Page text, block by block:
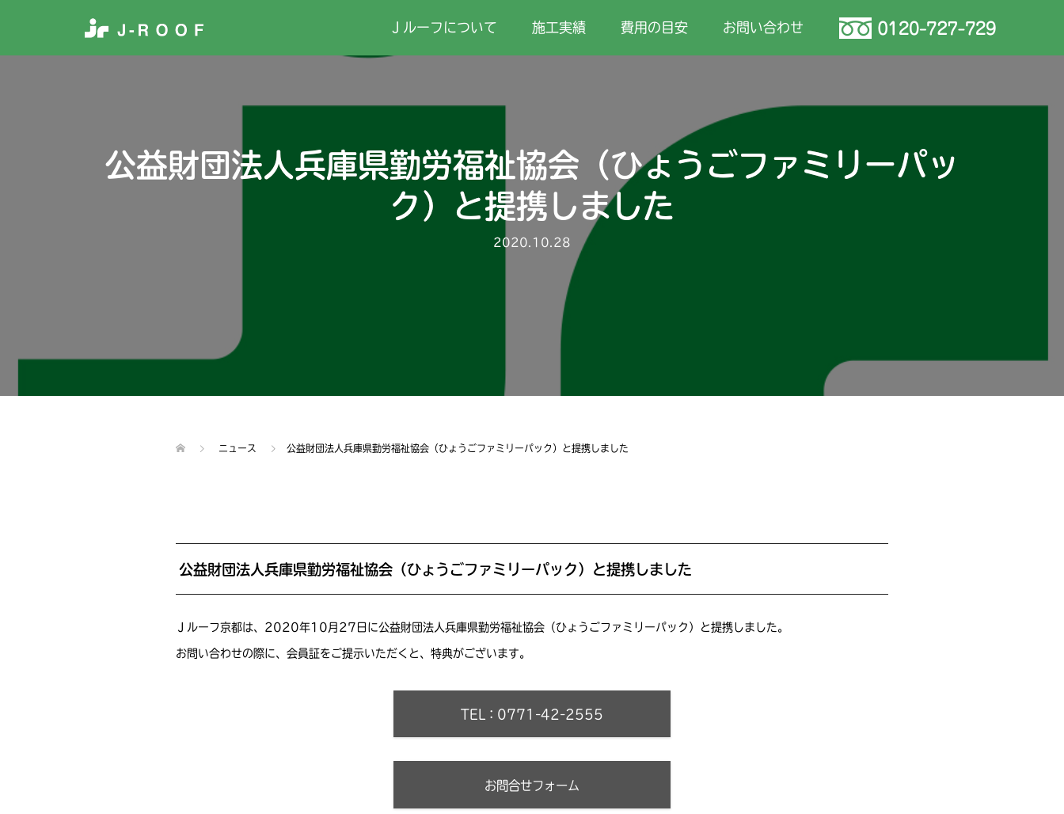
Ｊルーフについて 施工実績 費用の目安 お問い合わせ
公益財団法人兵庫県勤労福祉協会（ひょうごファミリーパッ
ク）と提携しました
2020.10.28
ニュース 公益財団法人兵庫県勤労福祉協会（ひょうごファミリーパック）と提携しました
公益財団法人兵庫県勤労福祉協会（ひょうごファミリーパック）と提携しました
Ｊルーフ京都は、2020年10月27日に公益財団法人兵庫県勤労福祉協会（ひょうごファミリーパック）と提携しました。
お問い合わせの際に、会員証をご提示いただくと、特典がございます。
TEL：0771-42-2555
お問合せフォーム